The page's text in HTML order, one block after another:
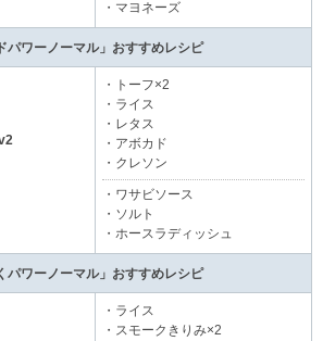
・マヨネーズ
パワーノーマル」おすすめレシピ
・トーフ×2
・ライス
・レタス
・アボカド
・クレソン
・ワサビソース
・ソルト
・ホースラディッシュ
パワーノーマル」おすすめレシピ
・ライス
・スモークきりみ×2